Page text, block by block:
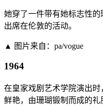
她穿了一件带有她标志性
出席在伦敦的活动。
▲ 图片来自：pa/vogue
1964
在皇家戏剧艺术学院演出
鲜艳，由珊瑚锻制而成的礼